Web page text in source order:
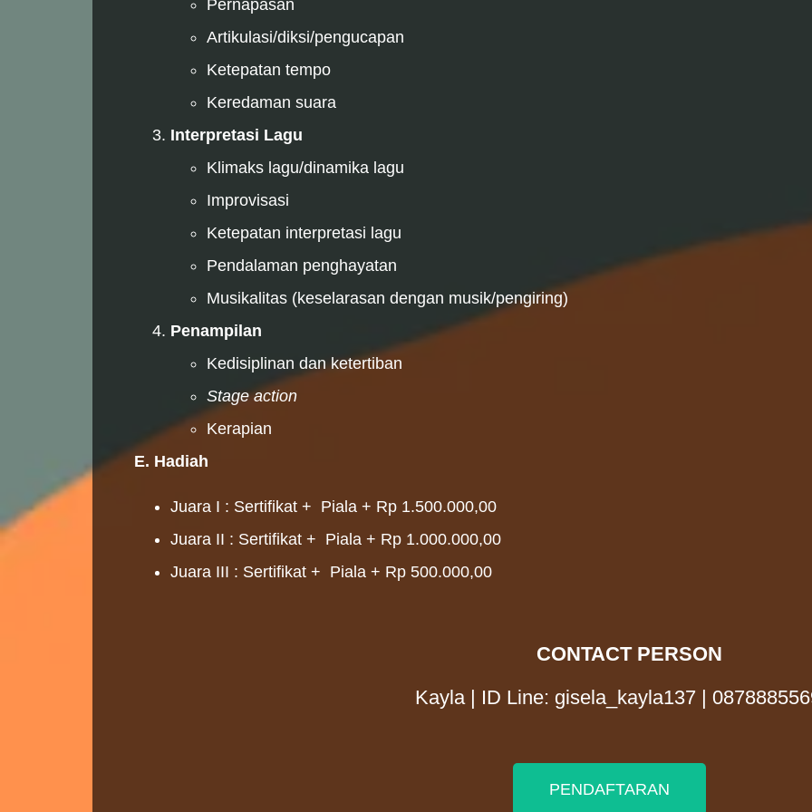
Pernapasan
Artikulasi/diksi/pengucapan
Ketepatan tempo
Keredaman suara
Interpretasi Lagu
Klimaks lagu/dinamika lagu
Improvisasi
Ketepatan interpretasi lagu
Pendalaman penghayatan
Musikalitas (keselarasan dengan musik/pengiring)
Penampilan
Kedisiplinan dan ketertiban
Stage action
Kerapian
E. Hadiah
Juara I : Sertifikat + Piala + Rp 1.500.000,00
Juara II : Sertifikat + Piala + Rp 1.000.000,00
Juara III : Sertifikat + Piala + Rp 500.000,00
CONTACT PERSON
Kayla | ID Line: gisela_kayla137 |
PENDAFTARAN